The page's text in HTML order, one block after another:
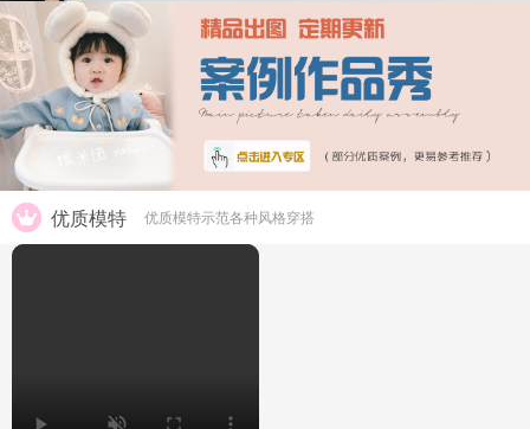
优质模特 优质模特示范各种风格穿搭